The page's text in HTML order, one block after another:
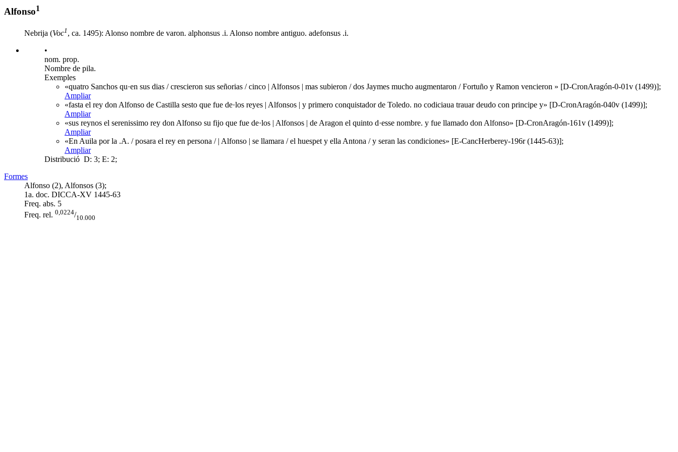
Alfonso1
Nebrija (Voc1 , ca. 1495): Alonso nombre de varon. alphonsus .i. Alonso nombre antiguo. adefonsus .i.
•
nom. prop.
Nombre de pila.
Exemples
«quatro Sanchos qu·en sus dias / crescieron sus señorias / cinco | Alfonsos | mas subieron / dos Jaymes mucho augmentaron / Fortuño y Ramon vencieron » [D-CronAragón-0-01v (1499)];
Ampliar
«fasta el rey don Alfonso de Castilla sesto que fue de·los reyes | Alfonsos | y primero conquistador de Toledo. no codiciaua trauar deudo con principe y» [D-CronAragón-040v (1499)];
Ampliar
«sus reynos el serenissimo rey don Alfonso su fijo que fue de·los | Alfonsos | de Aragon el quinto d·esse nombre. y fue llamado don Alfonso» [D-CronAragón-161v (1499)];
Ampliar
«En Auila por la .A. / posara el rey en persona / | Alfonso | se llamara / el huespet y ella Antona / y seran las condiciones» [E-CancHerberey-196r (1445-63)];
Ampliar
Distribució D: 3; E: 2;
Formes
Alfonso (2), Alfonsos (3);
1a. doc. DICCA-XV 1445-63
Freq. abs. 5
Freq. rel. 0,0224/10.000